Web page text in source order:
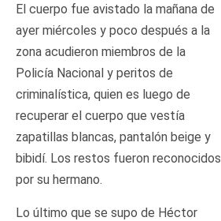
El cuerpo fue avistado la mañana de
ayer miércoles y poco después a la
zona acudieron miembros de la
Policía Nacional y peritos de
criminalística, quien es luego de
recuperar el cuerpo que vestía
zapatillas blancas, pantalón beige y
bibidí. Los restos fueron reconocidos
por su hermano.
Lo último que se supo de Héctor